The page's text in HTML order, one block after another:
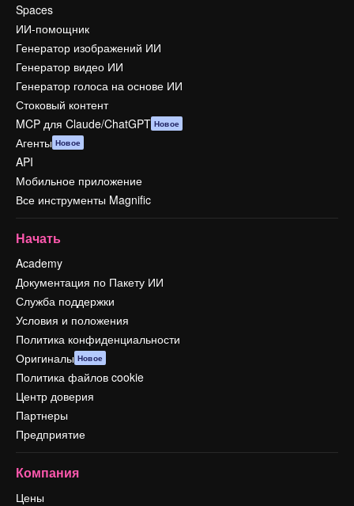
Spaces
ИИ-помощник
Генератор изображений ИИ
Генератор видео ИИ
Генератор голоса на основе ИИ
Стоковый контент
MCP для Claude/ChatGPT Новое
Агенты Новое
API
Мобильное приложение
Все инструменты Magnific
Начать
Academy
Документация по Пакету ИИ
Служба поддержки
Условия и положения
Политика конфиденциальности
Оригиналы Новое
Политика файлов cookie
Центр доверия
Партнеры
Предприятие
Компания
Цены